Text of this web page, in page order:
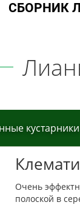
СБОРНИК
кустaрники
Очень
полоской в